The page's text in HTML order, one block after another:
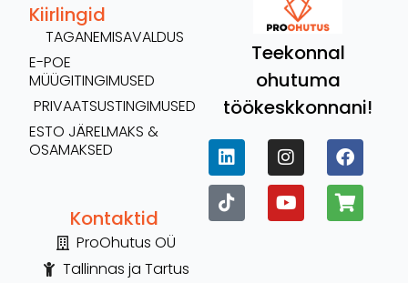
Teekonnal
ohutuma
töökeskkonnani!
Kontaktid
ProOhutus OÜ
Tallinnas ja Tartus
Kiirlingid
TAGANEMISAVALDUS
E-POE
MÜÜGITINGIMUSED
PRIVAATSUSTINGIMUSED
ESTO JÄRELMAKS &
OSAMAKSED